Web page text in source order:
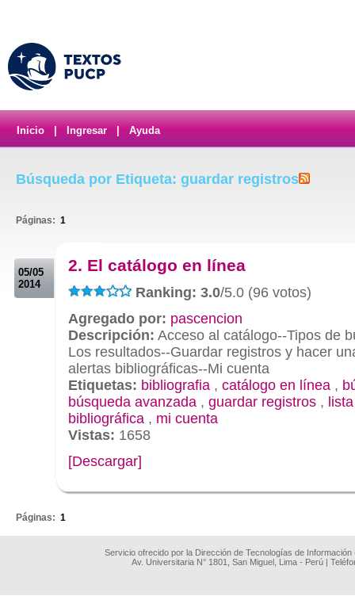
Inicio Ingresar Ayuda
Búsqueda por Etiqueta: guardar registros
Páginas: 1
05/05
2014
2. El catálogo en línea
Ranking: 3.0/5.0 (96 votos)
Agregado por: pascencion
Descripción: Acceso al catálogo--Tipos de
Los resultados--Guardar registros y hacer
alertas bibliográficas--Mi cuenta
Etiquetas: bibliografia , catálogo en línea ,
búsqueda avanzada , guardar registros ,
bibliográfica , mi cuenta
Vistas: 1658
[Descargar]
Páginas: 1
Servicio ofrecido por la Dirección de Tecnologías de
Av. Universitaria N° 1801, San Miguel, Lima - Perú |